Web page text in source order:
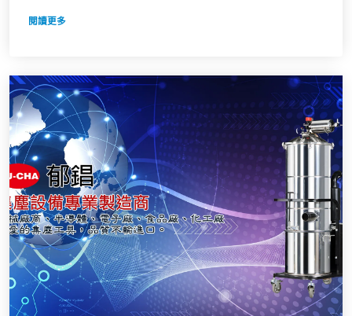
閱讀更多